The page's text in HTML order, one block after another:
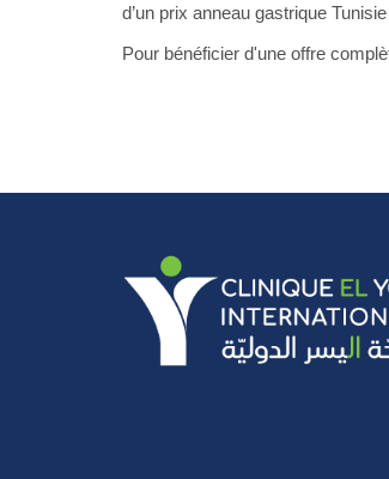
d’un prix anneau gastrique
Pour bénéficier d'une offre